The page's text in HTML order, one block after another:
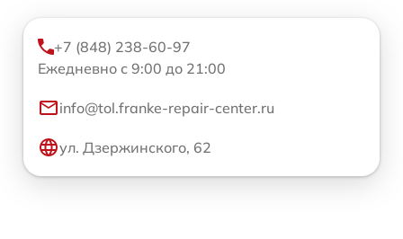
+7 (848) 238-60-97
Ежедневно с 9:00 до 21:00
info@tol.franke-repair-center.ru
ул. Дзержинского, 62